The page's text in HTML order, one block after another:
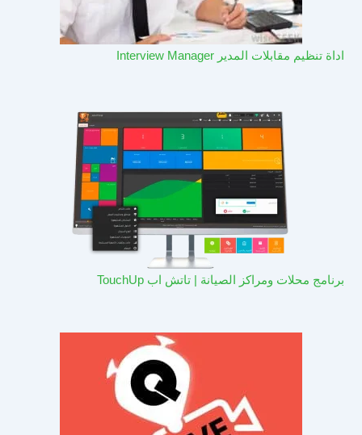
اداة تنظيم مقابلات المدير Interview Manager
برنامج محلات ومراكز الصيانة | تاتش اب TouchUp